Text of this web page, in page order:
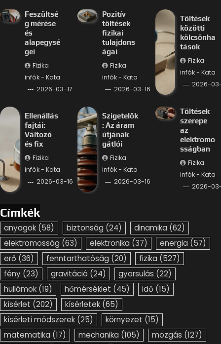
Feszültsé
g mérése
és
alapegysé
gei
Fizika
infók - Kata
2026-03-17
Pozitív
töltések
fizikai
tulajdons
ágai
Fizika
infók - Kata
2026-03-16
Töltések
közötti
kölcsönha
tások
Fizika
infók - Kata
2026-
Ellenállás
fajtái:
Változó
és fix
Fizika
infók - Kata
2026-03-16
Szigetelők
: Az áram
útjának
gátlói
Fizika
infók - Kata
2026-03-16
Töltések
szerepe
az
elektromo
sságban
Fizika
infók - Kata
2026-
Címkék
anyagok (58) biztonság (24) dinamika (62)
elektromosság (63) elektronika (37) energia (57)
erő (36) fenntarthatóság (20) fizika (527)
fény (23) gravitáció (24) gyorsulás (22)
hullámok (19) hőmérséklet (45) idő (15)
kísérlet (202) kísérletek (65)
kísérleti módszerek (25) környezet (15)
matematika (17) mechanika (105) mozgás (127)